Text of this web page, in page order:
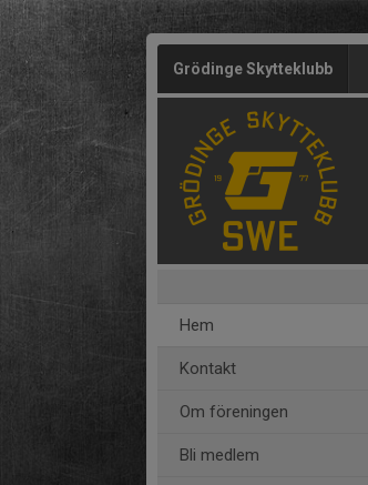
Grödinge Skytteklubb
Hem
Kontakt
Om föreningen
Bli medlem